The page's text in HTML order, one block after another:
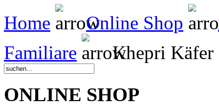
Home Online Shop
Familiare
Khepri Käfer
ONLINE SHOP